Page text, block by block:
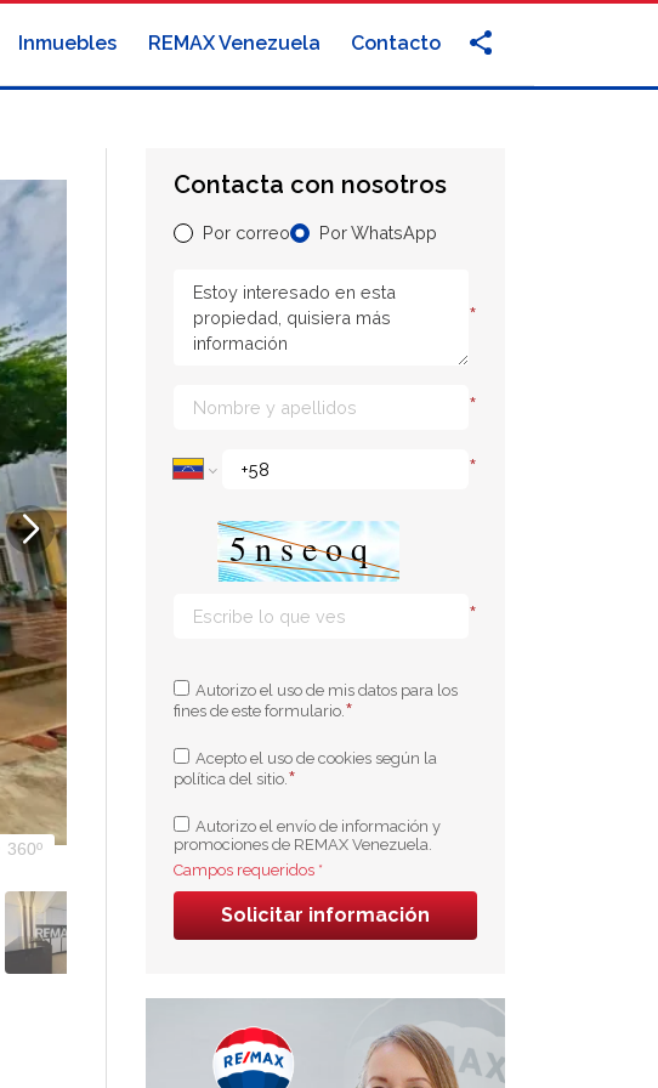
Inmuebles REMAX Venezuela Contacto
360º
Contacta con nosotros
Por correo Por WhatsApp
*
*
*
*
Autorizo el uso de mis datos para los
fines de este formulario.*
Acepto el uso de cookies según la
política del sitio.*
Autorizo el envío de información y
promociones de REMAX Venezuela.
Campos requeridos *
Solicitar información